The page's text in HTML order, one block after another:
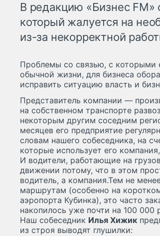
В редакцию «Бизнес FM»
который жалуется на
из-за некорректной
Проблемы со связью, с которыми
обычной жизни, для бизнеса
исправить ситуацию власть и
Представитель компании —
на собственном транспорте
некоторым другим соседним
месяцев его предприятие
словам нашего собеседника, на
которые использует его
И водители, работающие на
движении потому, что в этом
водитель, а компания.Тем не
маршрутам (особенно на
аэропорта Кубинка), это часто
накопилось уже почти на 100 000
Наш собеседник Илья Хижик
из строя выводят глушилки: